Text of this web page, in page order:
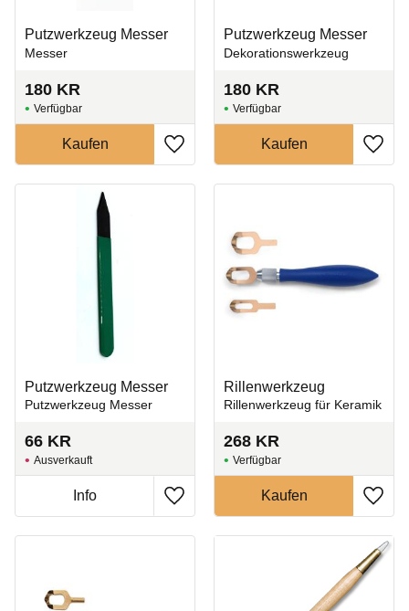
Putzwerkzeug Messer
Messer
180 KR
Zu Favoriten hinzufügen
Putzwerkzeug Messer
Dekorationswerkzeug
180 KR
Zu
Putzwerkzeug Messer
Putzwerkzeug Messer
66 KR
Zu Favoriten hinzufügen
Ausverkauft
Rillenwerkzeug
Rillenwerkzeug für Keramik
268 KR
Zu